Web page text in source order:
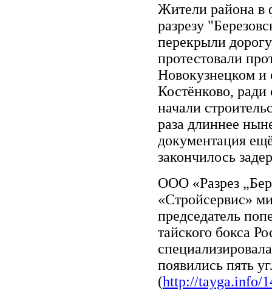
Жители района в
разрезу
перекрыли
протестовали
Новокузнецком и
Костёнково, ради
начали
раза длиннее
документация
закончилось
ООО «Разрез
«Стройсервис»
председатель
тайского бокса
появились пять
(http://tayga.info/